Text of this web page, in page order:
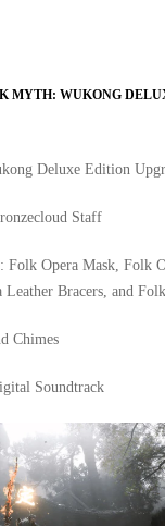
MYTH: WUKONG
Deluxe Edition
Staff
Folk Opera Mask, Folk
Leather Bracers, and
Chimes
Soundtrack